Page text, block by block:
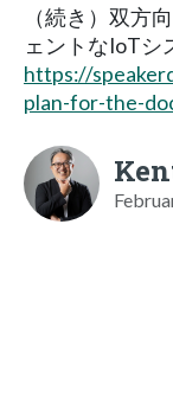
（続き）双方
ェントなIoTシ
https://
plan-for-the-